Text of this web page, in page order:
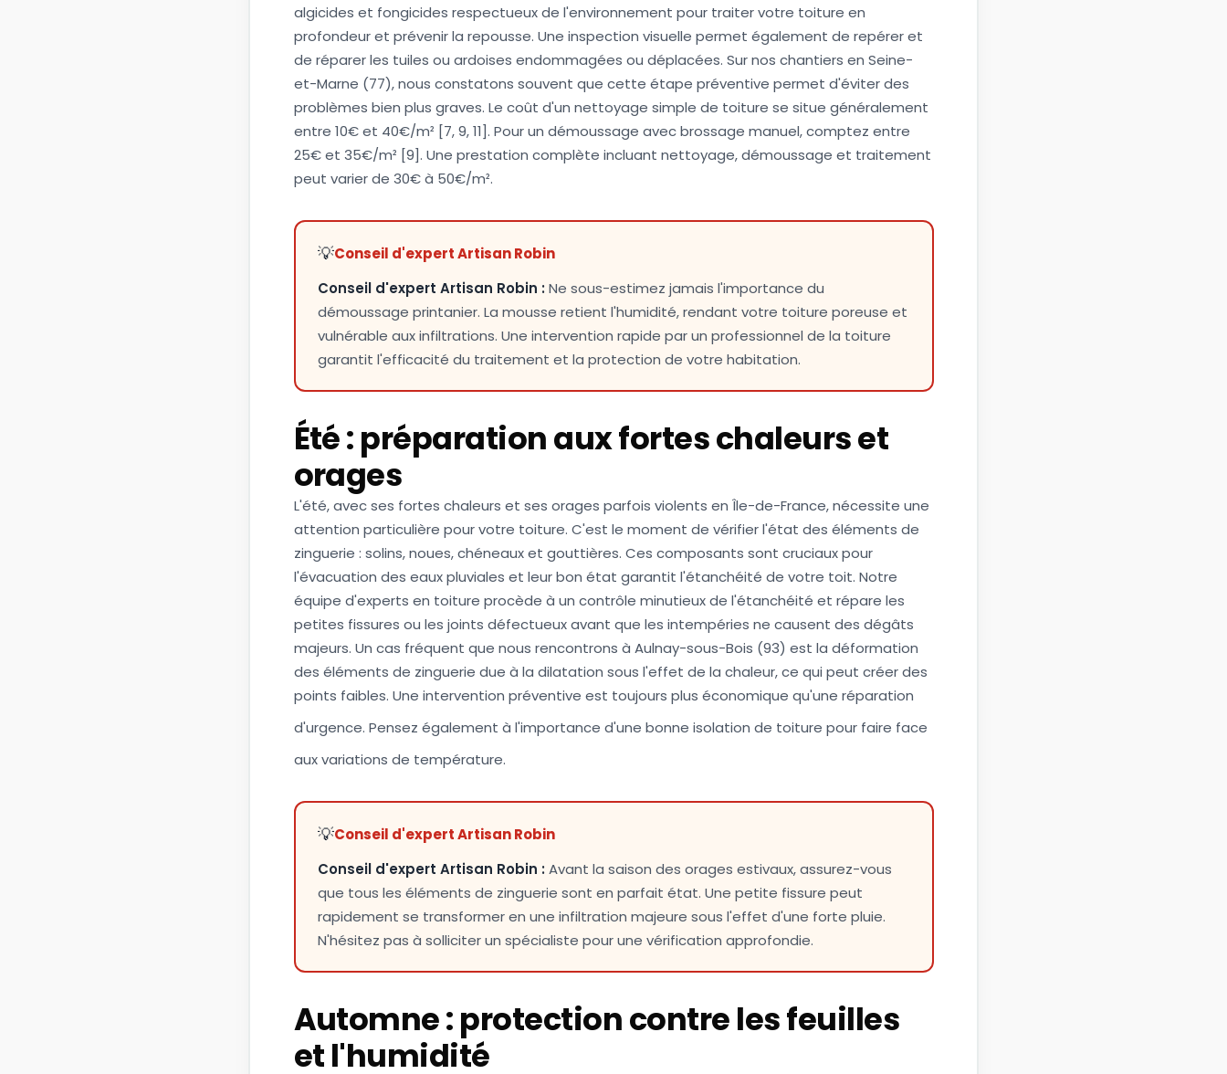
algicides et fongicides respectueux de l'environnement pour traiter votre toiture en
profondeur et prévenir la repousse. Une inspection visuelle permet également de repérer et
de réparer les tuiles ou ardoises endommagées ou déplacées. Sur nos chantiers en Seine-
et-Marne (77), nous constatons souvent que cette étape préventive permet d'éviter des
problèmes bien plus graves. Le coût d'un nettoyage simple de toiture se situe généralement
entre 10€ et 40€/m² [7, 9, 11]. Pour un démoussage avec brossage manuel, comptez entre
25€ et 35€/m² [9]. Une prestation complète incluant nettoyage, démoussage et traitement
peut varier de 30€ à 50€/m².
💡Conseil d'expert Artisan Robin
Conseil d'expert Artisan Robin :Ne sous-estimez jamais l'importance du
démoussage printanier. La mousse retient l'humidité, rendant votre toiture poreuse et
vulnérable aux infiltrations. Une intervention rapide par un professionnel de la toiture
garantit l'efficacité du traitement et la protection de votre habitation.
Été : préparation aux fortes chaleurs et
orages
L'été, avec ses fortes chaleurs et ses orages parfois violents en Île-de-France, nécessite une
attention particulière pour votre toiture. C'est le moment de vérifier l'état des éléments de
zinguerie : solins, noues, chéneaux et gouttières. Ces composants sont cruciaux pour
l'évacuation des eaux pluviales et leur bon état garantit l'étanchéité de votre toit. Notre
équipe d'experts en toiture procède à un contrôle minutieux de l'étanchéité et répare les
petites fissures ou les joints défectueux avant que les intempéries ne causent des dégâts
majeurs. Un cas fréquent que nous rencontrons à Aulnay-sous-Bois (93) est la déformation
des éléments de zinguerie due à la dilatation sous l'effet de la chaleur, ce qui peut créer des
points faibles. Une intervention préventive est toujours plus économique qu'une réparation
d'urgence. Pensez également à l'importance d'une bonne isolation de toiture pour faire face
aux variations de température.
💡Conseil d'expert Artisan Robin
Conseil d'expert Artisan Robin :Avant la saison des orages estivaux, assurez-vous
que tous les éléments de zinguerie sont en parfait état. Une petite fissure peut
rapidement se transformer en une infiltration majeure sous l'effet d'une forte pluie.
N'hésitez pas à solliciter un spécialiste pour une vérification approfondie.
Automne : protection contre les feuilles
et l'humidité